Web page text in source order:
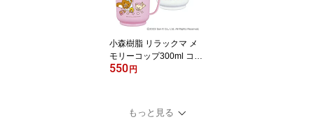
供 病院 入院 介護 日本製
小森樹脂 リラックマ メ
モリーコップ300ml コッ
プ プラコップ マグカッ
ッズ ユニバーサル スト
ロー リラックマ コリラ
550円
もっと見る